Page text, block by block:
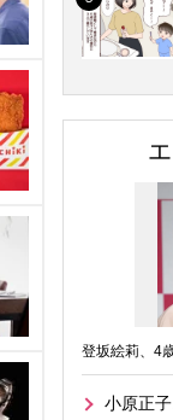
登坂絵莉、4
小原正